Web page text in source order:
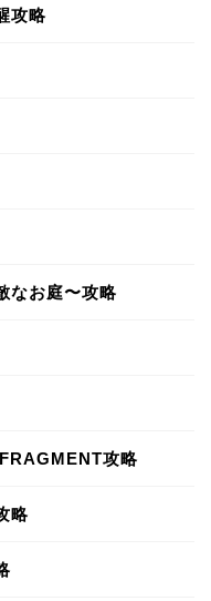
攻略
なお庭〜攻略
攻略
略